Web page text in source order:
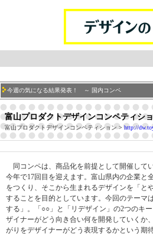
今週の気になる結果発表！ ～ 国内コンペ
富山プロダクトデザインコンペティシ
富山プロダクトデザインコンペティション >http://
同コンペは、商品化を前提として開催して
今年で17回目を迎えます。富山県内の企業と
をつくり、そこから生まれるデザインを「と
することを目的としています。今回のテーマ
する」。「○○」と「リデザイン」の2つのキ
ザイナーがどう向き合い何を開発していくか
がりをデザイナーがどう表現するかという期